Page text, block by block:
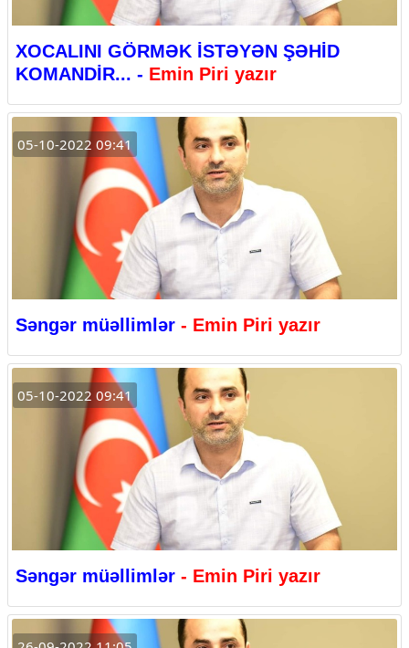
XOCALINI GÖRMƏK İSTƏYƏN ŞƏHİD
KOMANDİR... - Emin Piri yazır
05-10-2022 09:41
Səngər müəllimlər - Emin Piri yazır
05-10-2022 09:41
Səngər müəllimlər - Emin Piri yazır